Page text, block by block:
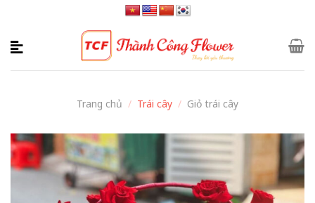
content
Trang chủ / Trái cây / Giỏ trái cây